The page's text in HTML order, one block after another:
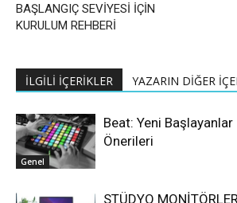
BAŞLANGIÇ SEVİYESİ İÇİN
KURULUM REHBERİ
İLGİLİ İÇERİKLER YAZARIN DİĞER
Genel
Beat: Yeni
Önerileri
STÜDYO